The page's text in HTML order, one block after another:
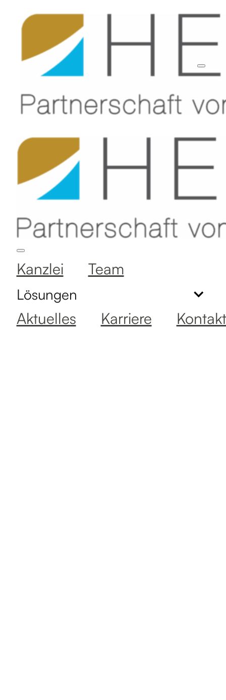
Kanzlei Team
Lösungen
Aktuelles Karriere Kontakt